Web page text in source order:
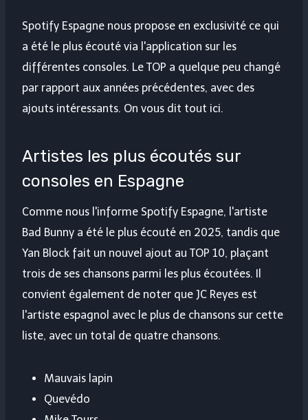
Spotify Espagne nous propose en exclusivité ce qui
a été le plus écouté via l'application sur les
différentes consoles. Le TOP a quelque peu changé
par rapport aux années précédentes, avec des
ajouts intéressants. On vous dit tout ici.
Artistes les plus écoutés sur
consoles en Espagne
Comme nous l'informe Spotify Espagne, l'artiste
Bad Bunny a été le plus écouté en 2025, tandis que
Yan Block fait un nouvel ajout au TOP 10, plaçant
trois de ses chansons parmi les plus écoutées. Il
convient également de noter que JC Reyes est
l'artiste espagnol avec le plus de chansons sur cette
liste, avec un total de quatre chansons.
Mauvais lapin
Quevédo